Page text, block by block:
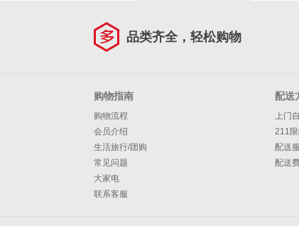
品类齐全，轻松购物
购物指南
购物流程
会员介绍
生活旅行/团购
常见问题
大家电
联系客服
配送
上门
211
配送
配送